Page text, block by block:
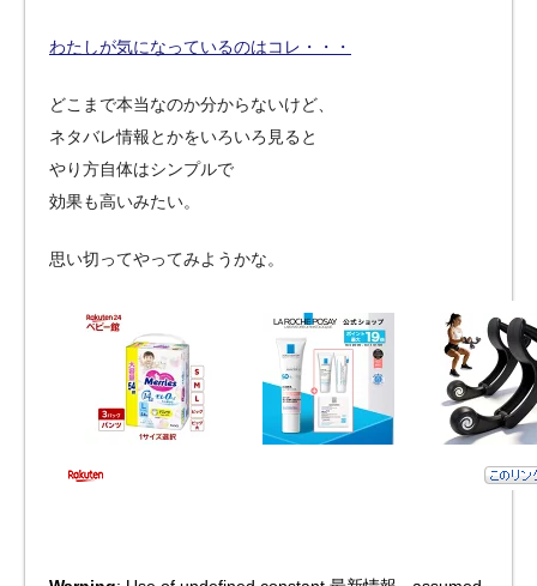
わたしが気になっているのはコレ・・・
どこまで本当なのか分からないけど、
ネタバレ情報とかをいろいろ見ると
やり方自体はシンプルで
効果も高いみたい。
思い切ってやってみようかな。